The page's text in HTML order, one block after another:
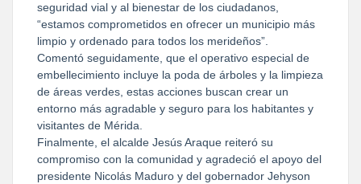
seguridad vial y al bienestar de los ciudadanos,
“estamos comprometidos en ofrecer un municipio más
limpio y ordenado para todos los merideños”.
Comentó seguidamente, que el operativo especial de
embellecimiento incluye la poda de árboles y la limpieza
de áreas verdes, estas acciones buscan crear un
entorno más agradable y seguro para los habitantes y
visitantes de Mérida.
Finalmente, el alcalde Jesús Araque reiteró su
compromiso con la comunidad y agradeció el apoyo del
presidente Nicolás Maduro y del gobernador Jehyson